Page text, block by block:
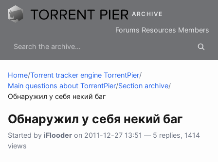
ARCHIVE
Forums Resources Members
Home/Torrent tracker engine TorrentPier/
Main questions about TorrentPier/Section archive/
Обнаружил у себя некий баг
Обнаружил у себя некий баг
Started by iFlooder on 2011-12-27 13:51 — 5 replies, 1414
views